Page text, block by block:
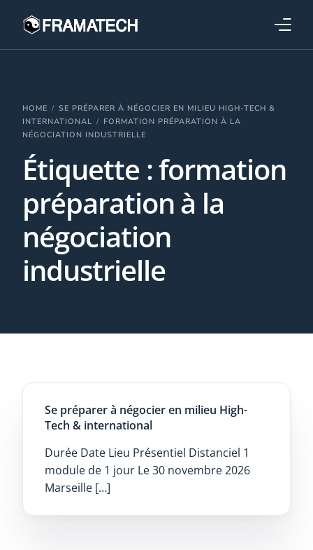
HOME
SE PRÉPARER À NÉGOCIER EN MILIEU HIGH-TECH &
INTERNATIONAL
FORMATION PRÉPARATION À LA
NÉGOCIATION INDUSTRIELLE
Étiquette :formation
préparation à la
négociation
industrielle
Se préparer à négocier en milieu High-
Tech & international
Durée Date Lieu Présentiel Distanciel 1
module de 1 jour Le 30 novembre 2026
Marseille […]
Formations
Stratégies industrielles